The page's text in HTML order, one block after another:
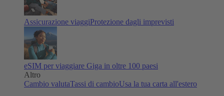
Assicurazione viaggiProtezione dagli imprevisti
eSIM per viaggiare Giga in oltre 100 paesi
Altro
Cambio valutaTassi di cambioUsa la tua carta all'estero